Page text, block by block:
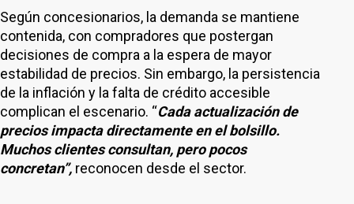
Según concesionarios, la demanda se mantiene
contenida, con compradores que postergan
decisiones de compra a la espera de mayor
estabilidad de precios. Sin embargo, la persistencia
de la inflación y la falta de crédito accesible
complican el escenario. “Cada actualización de
precios impacta directamente en el bolsillo.
Muchos clientes consultan, pero pocos
concretan”, reconocen desde el sector.